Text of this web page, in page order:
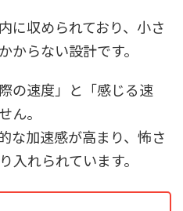
に収められており、小さ
からない設計です。
の速度」と「感じる速
ん。
な加速感が高まり、怖さ
入れられています。